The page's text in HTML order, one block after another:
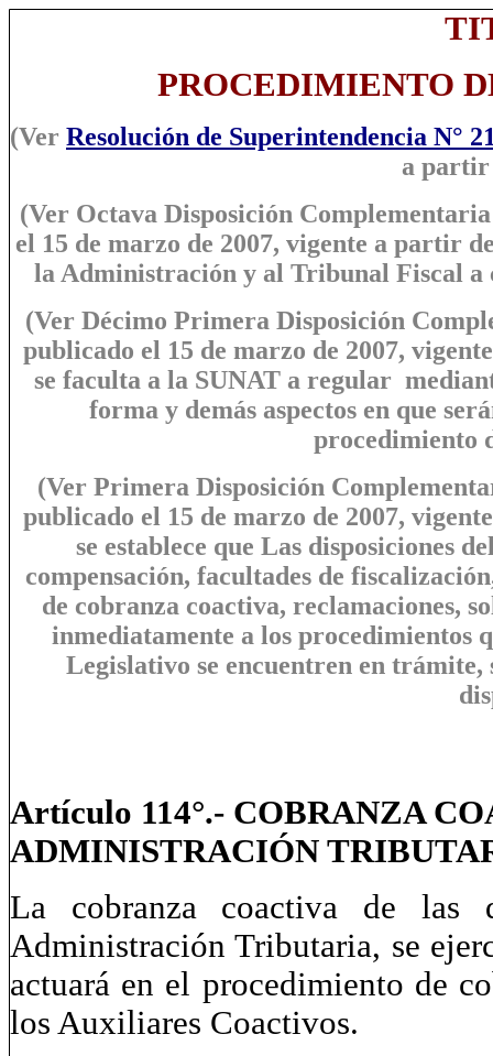
PROCEDIMIENTO
(Ver Resolución de Superintendencia N°
a partir
(Ver Octava Disposición
el 15 de marzo de 2007, vigente a partir
la Administración y al Tribunal Fiscal a
(Ver Décimo Primera Disposición
publicado el 15 de marzo de 2007,
se faculta a la SUNAT a regular
forma y demás aspectos en que
procedimiento
(Ver Primera Disposición
publicado el 15 de marzo de 2007,
se establece que Las disposiciones
compensación, facultades de
de cobranza coactiva, reclamaciones,
inmediatamente a los procedimientos
Legislativo se encuentren en
Artículo 114°.- COBRANZA
ADMINISTRACIÓN
La cobranza coactiva de las
Administración Tributaria, se
actuará en el procedimiento de
los Auxiliares Coactivos.